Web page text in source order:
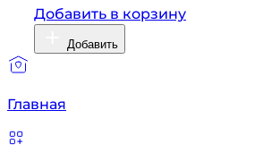
Добавить в корзину
Добавить
Главная